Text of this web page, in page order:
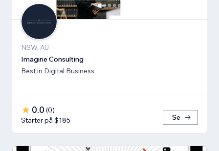
NSW, AU
Imagine Consulting
Best in Digital Business
0.0 (0)
Starter på $185
Se